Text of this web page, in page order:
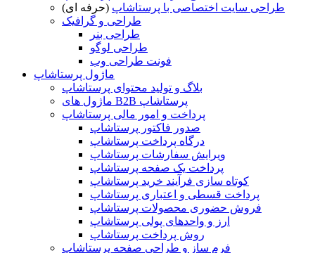
طراحی سایت اختصاصی با پرستاشاپ (حرفه ای)
طراحی و گرافیک
طراحی بنر
طراحی لوگو
فونت طراحی وب
ماژول پرستاشاپ
بلاگ و تولید محتوای پرستاشاپ
ماژول های B2B پرستاشاپ
پرداخت و امور مالی پرستاشاپ
صدور فاکتور پرستاشاپ
درگاه پرداخت پرستاشاپ
ویرایش سفارشات پرستاشاپ
پرداخت یک صفحه پرستاشاپ
کوتاه سازی فرآیند خرید پرستاشاپ
پرداخت قسطی و اعتباری پرستاشاپ
فروش حضوری محصولات پرستاشاپ
ارز و واحدهای پولی پرستاشاپ
روش پرداخت پرستاشاپ
فرم ساز و طراحی صفحه پرستاشاپ